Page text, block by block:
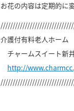
お花の内容は定期的に
介護付有料老人ホーム
チャームスイート新
http://